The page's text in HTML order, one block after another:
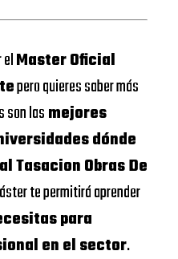
Master Oficial
pero quieres saber más
son lasmejores
dónde
Tasacion Obras De
te permitirá aprender
para
en el sector.